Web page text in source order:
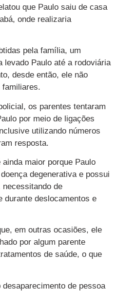
que Paulo saiu de casa
onde realizaria
pela família, um
levado Paulo até a rodoviária
desde então, ele não
familiares.
os parentes tentaram
por meio de ligações
utilizando números
resposta.
maior porque Paulo
degenerativa e possui
de
durante deslocamentos e
em outras ocasiões, ele
por algum parente
de saúde, o que
de pessoa